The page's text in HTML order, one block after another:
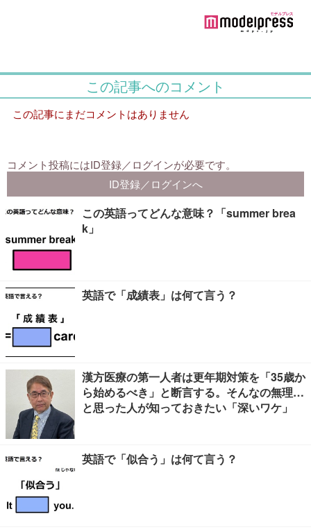
この英語ってどんな意味？「summer brea
k」
英語で「成績表」は何て言う？
漢方医療の第一人者は更年期対策を「35歳か
ら始めるべき」と断言する。そんなの無理…
と思った人が知っておきたい「深いワケ」
英語で「似合う」は何て言う？